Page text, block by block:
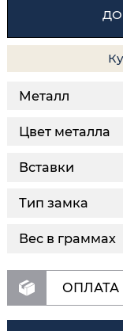
Металл
Цвет металла
Вставки
Тип замка
Вес в граммах
ОПЛАТА